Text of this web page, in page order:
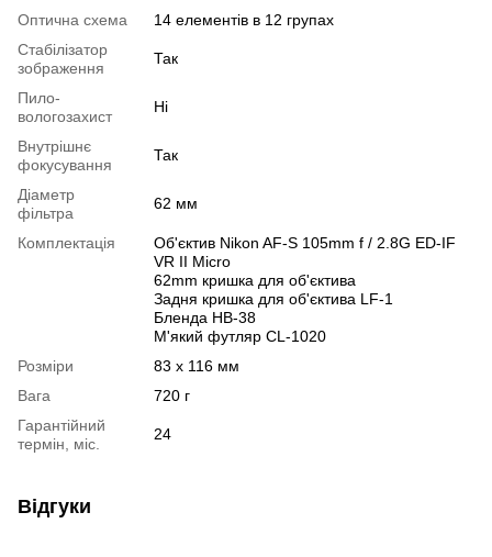
Оптична схема
14 елементів в 12 групах
Стабілізатор
зображення
Так
Пило-
вологозахист
Ні
Внутрішнє
фокусування
Так
Діаметр
фільтра
62 мм
Комплектація
Об'єктив Nikon AF-S 105mm f / 2.8G ED-IF
VR II Micro
62mm кришка для об'єктива
Задня кришка для об'єктива LF-1
Бленда HB-38
М'який футляр CL-1020
Розміри
83 x 116 мм
Вага
720 г
Гарантійний
термін, міс.
24
Відгуки